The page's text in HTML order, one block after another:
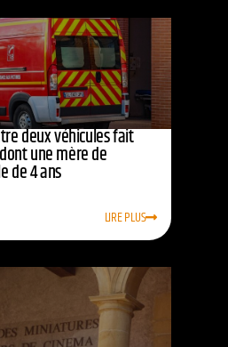
deux véhicules fait
une mère de
de 4 ans
LIRE PLUS